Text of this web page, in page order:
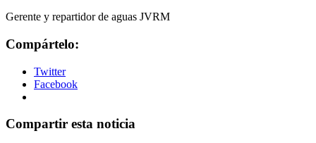
Gerente y repartidor de aguas JVRM
Compártelo:
Twitter
Facebook
Compartir esta noticia